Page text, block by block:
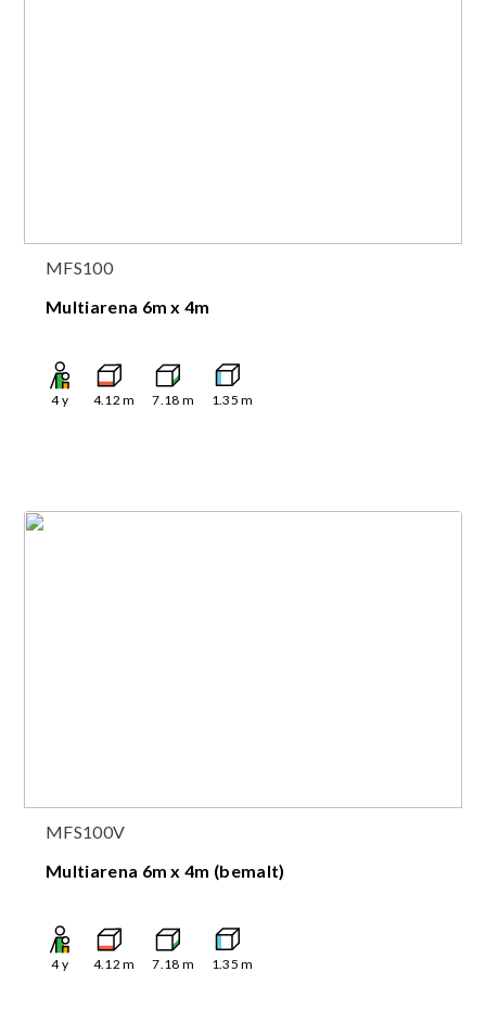
MFS100
Multiarena 6m x 4m
4y 4.12 m 7.18 m 1.35 m
MFS100V
Multiarena 6m x 4m (bemalt)
4y 4.12 m 7.18 m 1.35 m